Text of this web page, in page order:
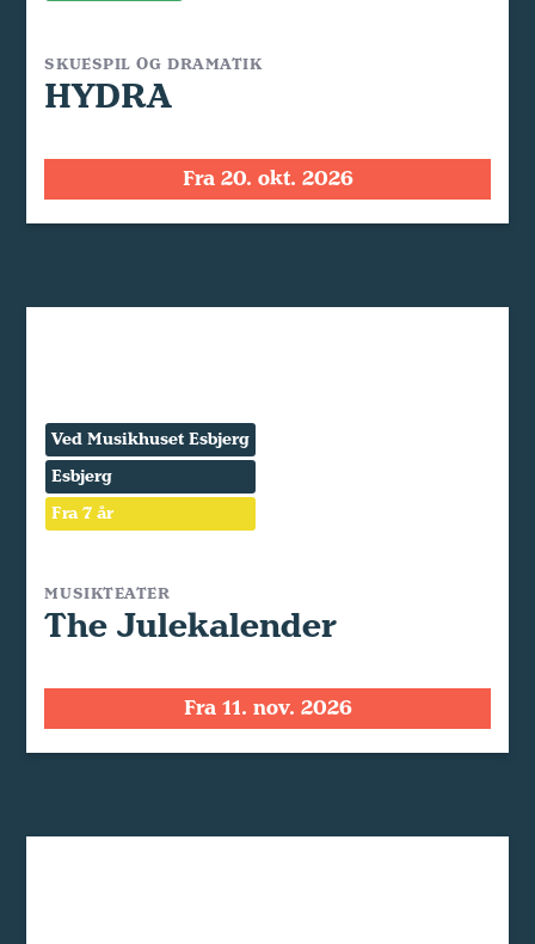
SKUESPIL OG DRAMATIK
HYDRA
Fra 20. okt. 2026
Ved Musikhuset Esbjerg
Esbjerg
Fra 7 år
MUSIKTEATER
The Julekalender
Fra 11. nov. 2026